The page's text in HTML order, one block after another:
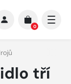
0
tří